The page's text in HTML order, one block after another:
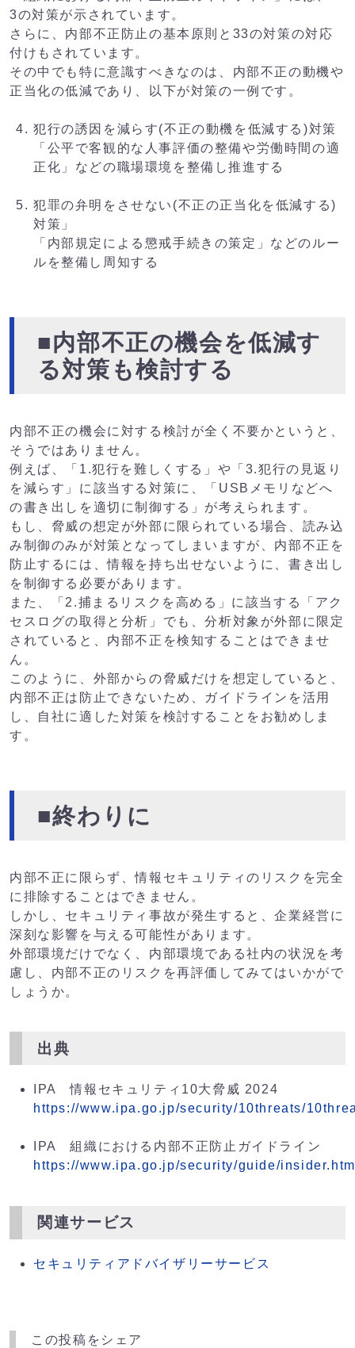
3の対策が示されています。
さらに、内部不正防止の基本原則と33の対策の対応
付けもされています。
その中でも特に意識すべきなのは、内部不正の動機や
正当化の低減であり、以下が対策の一例です。
犯行の誘因を減らす(不正の動機を低減する)対策
「公平で客観的な人事評価の整備や労働時間の適
正化」などの職場環境を整備し推進する
犯罪の弁明をさせない(不正の正当化を低減する)
対策」
「内部規定による懲戒手続きの策定」などのルー
ルを整備し周知する
■内部不正の機会を低減す
る対策も検討する
内部不正の機会に対する検討が全く不要かというと、
そうではありません。
例えば、「1.犯行を難しくする」や「3.犯行の見返り
を減らす」に該当する対策に、「USBメモリなどへ
の書き出しを適切に制御する」が考えられます。
もし、脅威の想定が外部に限られている場合、読み込
み制御のみが対策となってしまいますが、内部不正を
防止するには、情報を持ち出せないように、書き出し
を制御する必要があります。
また、「2.捕まるリスクを高める」に該当する「アク
セスログの取得と分析」でも、分析対象が外部に限定
されていると、内部不正を検知することはできませ
ん。
このように、外部からの脅威だけを想定していると、
内部不正は防止できないため、ガイドラインを活用
し、自社に適した対策を検討することをお勧めしま
す。
■終わりに
内部不正に限らず、情報セキュリティのリスクを完全
に排除することはできません。
しかし、セキュリティ事故が発生すると、企業経営に
深刻な影響を与える可能性があります。
外部環境だけでなく、内部環境である社内の状況を考
慮し、内部不正のリスクを再評価してみてはいかがで
しょうか。
出典
IPA 情報セキュリティ10大脅威 2024
https://www.ipa.go.jp/security/10threats/
IPA 組織における内部不正防止ガイドライン
https://www.ipa.go.jp/security/guide/
関連サービス
セキュリティアドバイザリーサービス
この投稿をシェア